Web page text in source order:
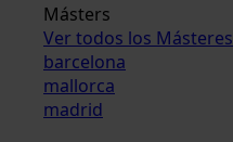
Másters
Ver todos los Másteres
barcelona
mallorca
madrid